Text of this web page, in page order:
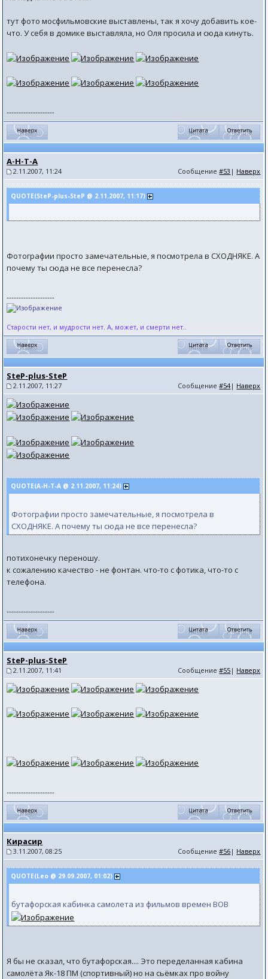
тут фото мосфильмовские выставлены, так я хочу добавить кое-
что. У себя в домике выставляла, но Оля просила и сюда кинуть.
--------------------
А-Н-Т-А
2.11.2007, 11:24 Сообщение#53 | Наверх
QUOTE(SteP-plus-SteP @ 2.11.2007, 11:17)
Фотографии просто замечательные, я посмотрела в СХОДНЯКЕ. А
почему ты сюда не все перенесла?
--------------------
Старости нет, и мудрости нет. А, может, и смерти нет..
SteP-plus-SteP
2.11.2007, 11:27 Сообщение#54| Наверх
QUOTE(А-Н-Т-А @ 2.11.2007, 11:24)
Фотографии просто замечательные, я посмотрела в
СХОДНЯКЕ. А почему ты сюда не все перенесла?
потихонечку переношу.
к сожалению качество - не фонтан. что-то с фотика, что-то с
телефона.
--------------------
SteP-plus-SteP
2.11.2007, 11:41 Сообщение#55 | Наверх
--------------------
Кирасир
3.11.2007, 08:25 Сообщение#56 | Наверх
QUOTE(Leo @ 29.09.2007, 01:02)
бутафорская кабинка самолета из фильмов времен ВОВ
Я бы не сказал, что бутафорская.... Это переделанная кабина
самолёта Як-18 ПМ (спортивный) но на сьёмках про войну